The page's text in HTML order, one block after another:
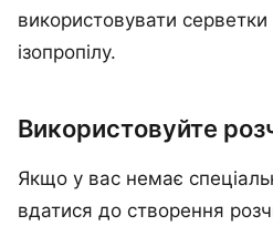
використовувати
ізопропілу.
Використовуйте
Якщо у вас немає
вдатися до створення